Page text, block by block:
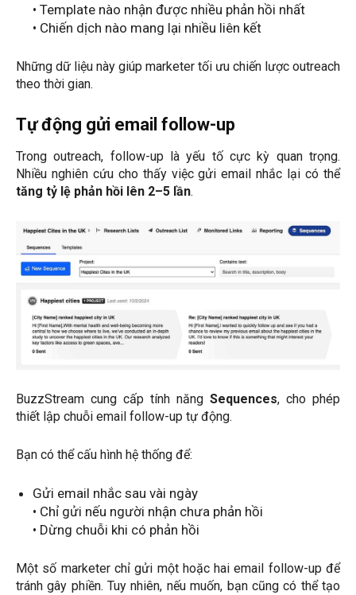
• Template nào nhận được nhiều phản hồi nhất
• Chiến dịch nào mang lại nhiều liên kết
Những dữ liệu này giúp marketer tối ưu chiến lược outreach
theo thời gian.
Tự động gửi email follow-up
Trong outreach, follow-up là yếu tố cực kỳ quan trọng.
Nhiều nghiên cứu cho thấy việc gửi email nhắc lại có thể
tăng tỷ lệ phản hồi lên 2–5 lần.
BuzzStream cung cấp tính năng Sequences, cho phép
thiết lập chuỗi email follow-up tự động.
Bạn có thể cấu hình hệ thống để:
Gửi email nhắc sau vài ngày
• Chỉ gửi nếu người nhận chưa phản hồi
• Dừng chuỗi khi có phản hồi
Một số marketer chỉ gửi một hoặc hai email follow-up để
tránh gây phiền. Tuy nhiên, nếu muốn, bạn cũng có thể tạo